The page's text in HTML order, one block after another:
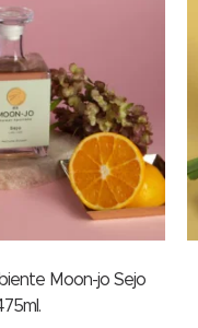
Moon-jo Sejo